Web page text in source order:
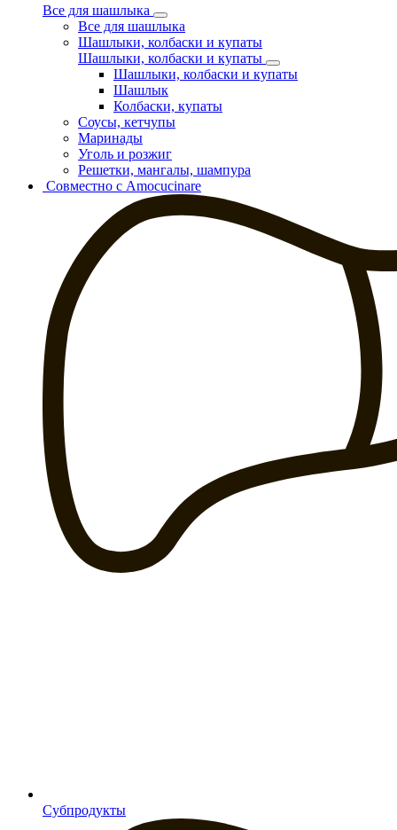
Все для шашлыка
Все для шашлыка
Шашлыки, колбаски и купаты
Шашлыки, колбаски и купаты
Шашлыки, колбаски и купаты
Шашлык
Колбаски, купаты
Соусы, кетчупы
Маринады
Уголь и розжиг
Решетки, мангалы, шампура
Совместно с Amocucinare
Субпродукты